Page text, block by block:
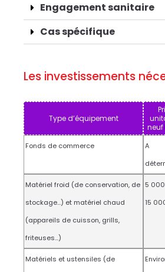
Engagement sanitaire
Cas spécifique
Les investissements
Type d’équipement
neuf
Fonds de commerce
A
Matériel froid (de conservation, de
stockage…) et matériel chaud
(appareils de cuisson, grills,
friteuses…)
5
15
Matériels et ustensiles (de